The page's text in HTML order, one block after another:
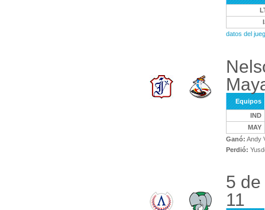
datos del
Equipos
IND
MAY
Ganó: Andy
Perdió:
5
11